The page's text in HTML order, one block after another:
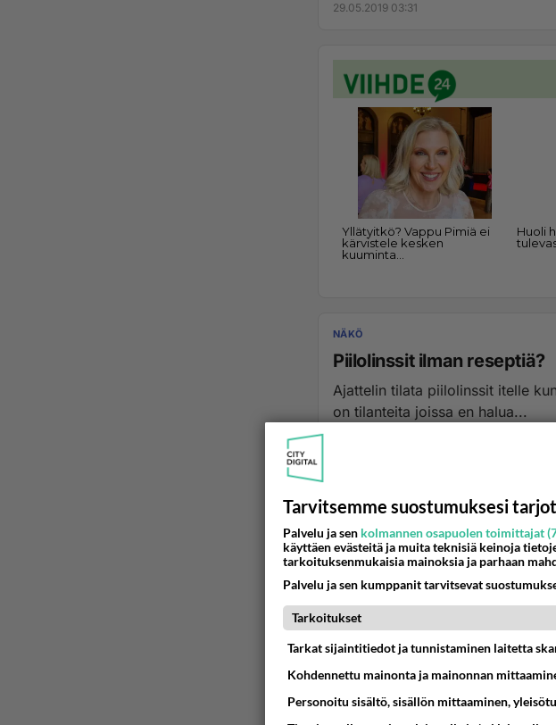
29.05.2019 03:31
NÄKÖ
Piilolinssit ilman reseptiä?
Ajattelin tilata piilolinssit itelle
on tilanteita joissa en halua...
Tarvitsemme suostumuksesi
Palvelu ja sen kolmannen osapuolen toimittajat
käyttäen evästeitä ja muita teknisiä keinoja
tarkoituksenmukaisia mainoksia ja parhaan
Palvelu ja sen kumppanit tarvitsevat
Tarkoitukset
Tarkat sijaintitiedot ja tunnistaminen laitetta
Kohdennettu mainonta ja mainonnan
Personoitu sisältö, sisällön mittaaminen,